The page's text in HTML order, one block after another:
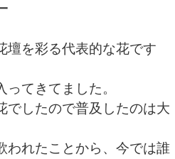
壇を彩る代表的な花です
てきてました。
でしたので普及したのは大
われたことから、今では誰